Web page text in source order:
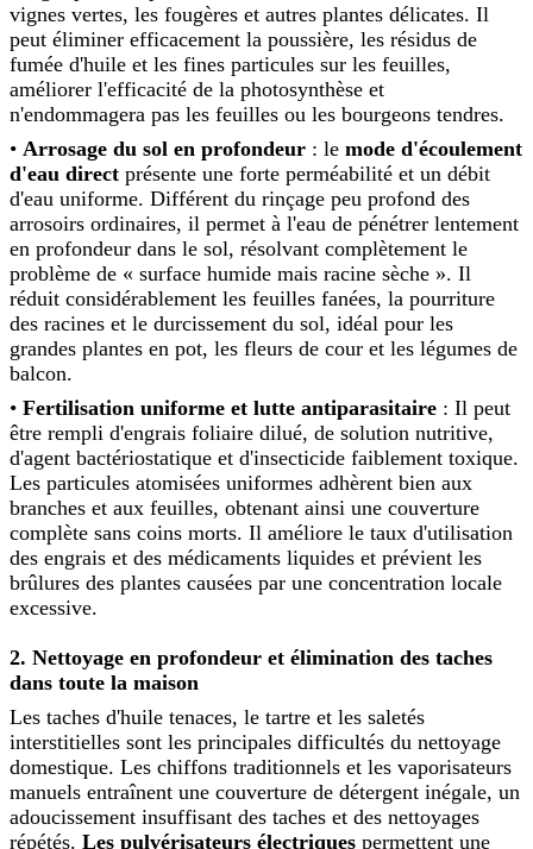
vignes vertes, les fougères et autres plantes délicates. Il
peut éliminer efficacement la poussière, les résidus de
fumée d'huile et les fines particules sur les feuilles,
améliorer l'efficacité de la photosynthèse et
n'endommagera pas les feuilles ou les bourgeons tendres.
• Arrosage du sol en profondeur : le mode d'écoulement
d'eau direct présente une forte perméabilité et un débit
d'eau uniforme. Différent du rinçage peu profond des
arrosoirs ordinaires, il permet à l'eau de pénétrer lentement
en profondeur dans le sol, résolvant complètement le
problème de « surface humide mais racine sèche ». Il
réduit considérablement les feuilles fanées, la pourriture
des racines et le durcissement du sol, idéal pour les
grandes plantes en pot, les fleurs de cour et les légumes de
balcon.
• Fertilisation uniforme et lutte antiparasitaire : Il peut
être rempli d'engrais foliaire dilué, de solution nutritive,
d'agent bactériostatique et d'insecticide faiblement toxique.
Les particules atomisées uniformes adhèrent bien aux
branches et aux feuilles, obtenant ainsi une couverture
complète sans coins morts. Il améliore le taux d'utilisation
des engrais et des médicaments liquides et prévient les
brûlures des plantes causées par une concentration locale
excessive.
2. Nettoyage en profondeur et élimination des taches
dans toute la maison
Les taches d'huile tenaces, le tartre et les saletés
interstitielles sont les principales difficultés du nettoyage
domestique. Les chiffons traditionnels et les vaporisateurs
manuels entraînent une couverture de détergent inégale, un
adoucissement insuffisant des taches et des nettoyages
répétés. Les pulvérisateurs électriques permettent une